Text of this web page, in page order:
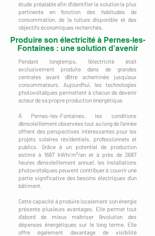
étude préalable afin d'identifier la solution la plus
pertinente en fonction des habitudes de
consommation, de la toiture disponible et des
objectifs économiques recherchés.
Produire son électricité à Pernes-les-
Fontaines : une solution d'avenir
Pendant longtemps, l'électricité était
exclusivement produite dans de grandes
centrales avant d'être acheminée jusqu'aux
consommateurs. Aujourd'hui, les technologies
photovoltaïques permettent à chacun de devenir
acteur de sa propre production énergétique.
À Pernes-les-Fontaines, les conditions
d'ensoleillement observées tout au long de l'année
offrent des perspectives intéressantes pour les
projets solaires résidentiels, professionnels et
publics. Grâce à un potentiel de production
estimé à 1687 kWh/m²/an et à près de 2687
heures d'ensoleillement annuel, les installations
photovoltaïques peuvent contribuer à couvrir une
partie significative des besoins électriques d'un
bâtiment.
Cette capacité à produire localement son énergie
présente plusieurs avantages. Elle permet tout
d'abord de mieux maîtriser l'évolution des
dépenses énergétiques sur le long terme. Elle
offre également davantage de visibilité